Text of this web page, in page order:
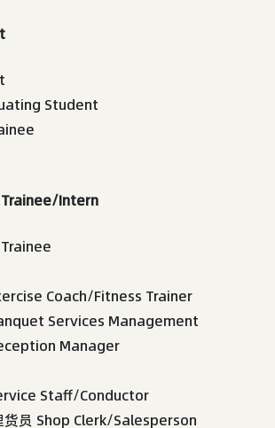
Student
Intern
Coach/Fitness Trainer
Services Management
Manager
Staff/Conductor
员 Shop Clerk/Salesperson